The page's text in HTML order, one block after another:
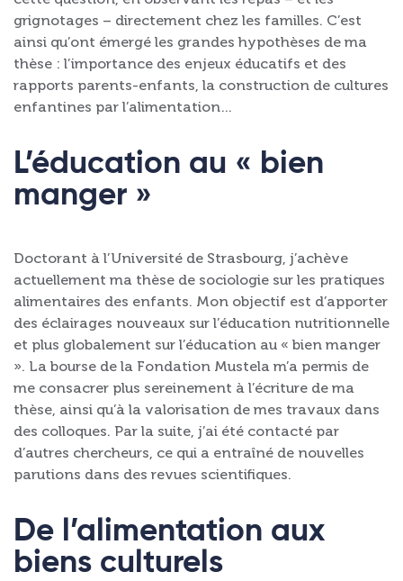
grignotages – directement chez les familles. C’est
ainsi qu’ont émergé les grandes hypothèses de ma
thèse : l’importance des enjeux éducatifs et des
rapports parents-enfants, la construction de cultures
enfantines par l’alimentation…
L’éducation au « bien
manger »
Doctorant à l’Université de Strasbourg, j’achève
actuellement ma thèse de sociologie sur les pratiques
alimentaires des enfants. Mon objectif est d’apporter
des éclairages nouveaux sur l’éducation nutritionnelle
et plus globalement sur l’éducation au « bien manger
». La bourse de la Fondation Mustela m’a permis de
me consacrer plus sereinement à l’écriture de ma
thèse, ainsi qu’à la valorisation de mes travaux dans
des colloques. Par la suite, j’ai été contacté par
d’autres chercheurs, ce qui a entraîné de nouvelles
parutions dans des revues scientifiques.
De l’alimentation aux
biens culturels